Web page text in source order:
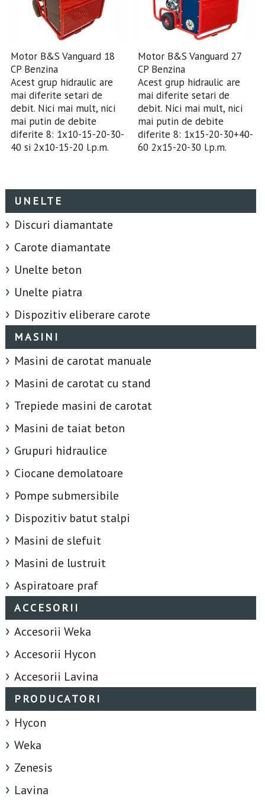
Motor B&S Vanguard 18
CP Benzina
Acest grup hidraulic are
mai diferite setari de
debit. Nici mai mult, nici
mai putin de debite
diferite 8: 1x10-15-20-30-
40 si 2x10-15-20 l.p.m.
Motor B&S Vanguard 27
CP Benzina
Acest grup hidraulic are
mai diferite setari de
debit. Nici mai mult, nici
mai putin de debite
diferite 8: 1x15-20-30+40-
60 2x15-20-30 l.p.m.
UNELTE
Discuri diamantate
Carote diamantate
Unelte beton
Unelte piatra
Dispozitiv eliberare carote
MASINI
Masini de carotat manuale
Masini de carotat cu stand
Trepiede masini de carotat
Masini de taiat beton
Grupuri hidraulice
Ciocane demolatoare
Pompe submersibile
Dispozitiv batut stalpi
Masini de slefuit
Masini de lustruit
Aspiratoare praf
ACCESORII
Accesorii Weka
Accesorii Hycon
Accesorii Lavina
PRODUCATORI
Hycon
Weka
Zenesis
Lavina